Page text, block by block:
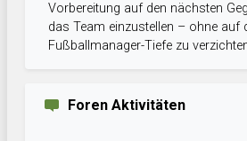
Vorbereitung auf den nächsten
das Team einzustellen – ohne auf
Fußballmanager-Tiefe zu
Foren Aktivitäten